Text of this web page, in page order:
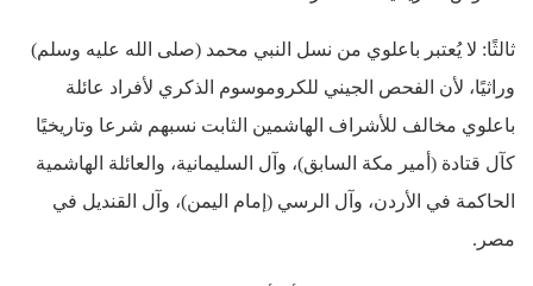
ثالثًا: لا يُعتبر باعلوي من نسل النبي محمد (صلى الله عليه وسلم)
وراثيًا، لأن الفحص الجيني للكروموسوم الذكري لأفراد عائلة
باعلوي مخالف للأشراف الهاشمين الثابت نسبهم شرعا وتاريخيًا
كآل قتادة (أمير مكة السابق)، وآل السليمانية، والعائلة الهاشمية
الحاكمة في الأردن، وآل الرسي (إمام اليمن)، وآل القنديل في
مصر.